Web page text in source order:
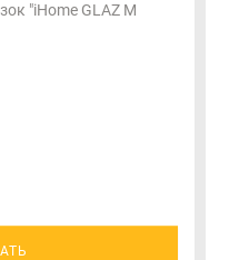
"iHome GLAZ М